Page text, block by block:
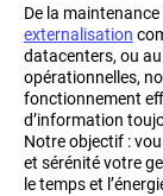
De la
externalisation
datacenters, ou
opérationnelles,
fonctionnement
d’information
Notre objectif :
et sérénité votre
le temps et